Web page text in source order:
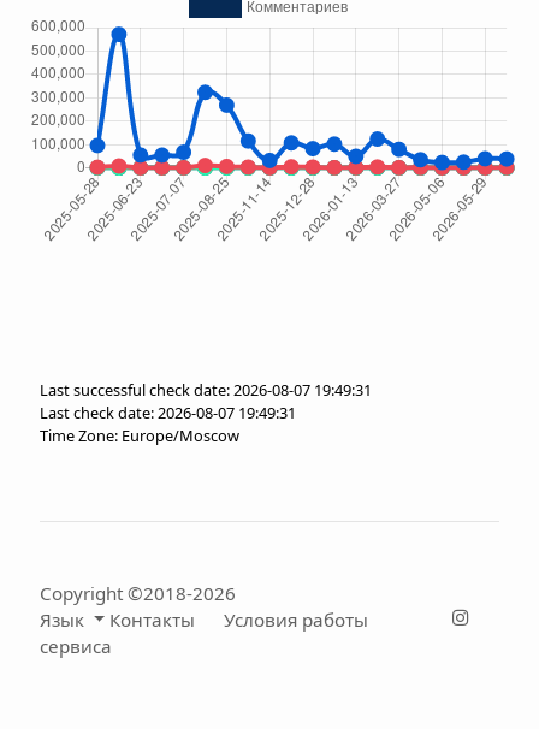
Last successful check date: 2026-08-07 19:49:31
Last check date: 2026-08-07 19:49:31
Time Zone: Europe/Moscow
Copyright ©2018-2026
Язык
Контакты
Условия работы
сервиса